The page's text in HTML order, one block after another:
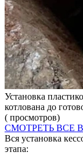
Установка
котлована до
( просмотров)
СМОТРЕТЬ ВСЕ
Вся установка
этапа: